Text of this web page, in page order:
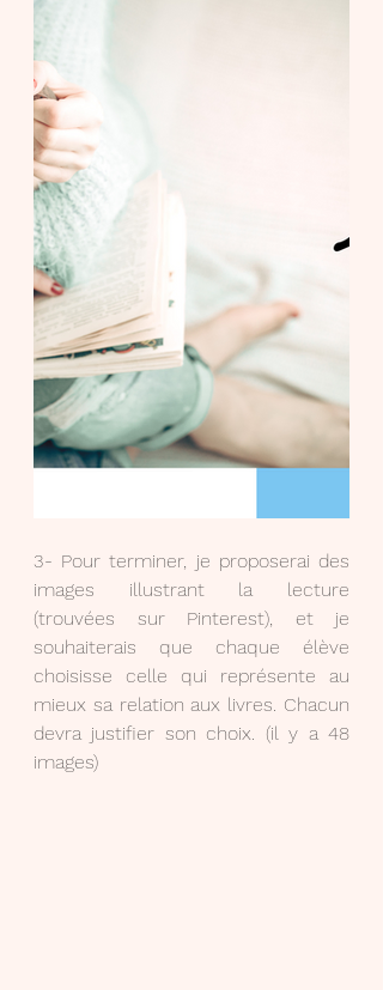
3- Pour terminer, je proposerai des
images illustrant la lecture
(trouvées sur Pinterest), et je
souhaiterais que chaque élève
choisisse celle qui représente au
mieux sa relation aux livres. Chacun
devra justifier son choix. (il y a 48
images)